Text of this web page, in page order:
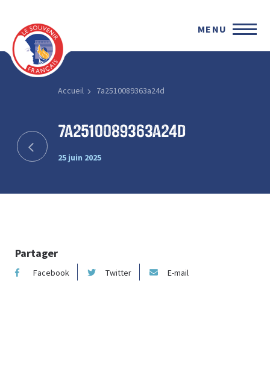
MENU
Accueil 7a2510089363a24d
7a2510089363a24d
25 juin 2025
Partager
Facebook Twitter E-mail